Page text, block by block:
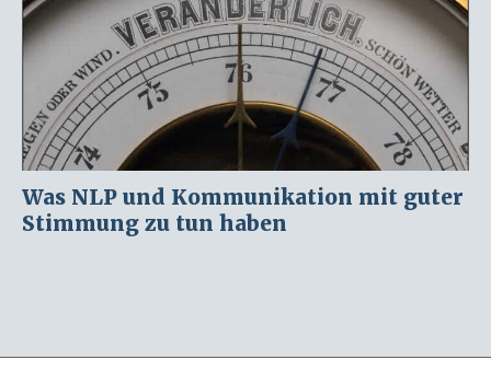
Was NLP und Kommunikation mit guter
Stimmung zu tun haben